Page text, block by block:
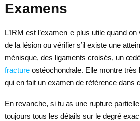
Examens
L’IRM est l’examen le plus utile quand
de la lésion ou vérifier s’il existe une
ménisque, des ligaments croisés, un
fracture ostéochondrale. Elle montre
qui en fait un examen de référence dans
En revanche, si tu as une rupture
toujours tous les détails sur le degré